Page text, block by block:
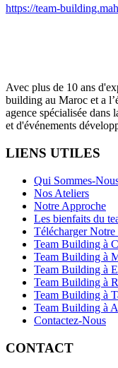
https://team-building.ma
Avec plus de 10 ans
building au Maroc et a
agence spécialisée dans
et d'événements
LIENS UTILES
Qui Sommes-
Nos Ateliers
Notre Approche
Les bienfaits du
Télécharger
Team Building à
Team Building à
Team Building à
Team Building à
Team Building à
Team Building à
Contactez-Nous
CONTACT